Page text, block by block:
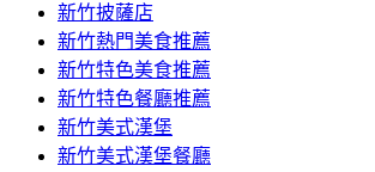
新竹披薩店
新竹熱門美食推薦
新竹特色美食推薦
新竹特色餐廳推薦
新竹美式漢堡
新竹美式漢堡餐廳